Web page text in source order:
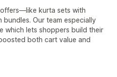
kurta sets with
Our team especially
which lets shoppers build their
both cart value and